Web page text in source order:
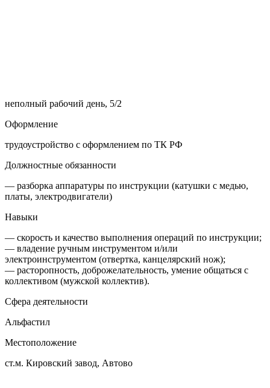
неполный рабочий день, 5/2
Оформление
трудоустройство с оформлением по ТК РФ
Должностные обязанности
— разборка аппаратуры по инструкции (катушки с медью,
платы, электродвигатели)
Навыки
— скорость и качество выполнения операций по инструкции;
— владение ручным инструментом и/или
электроинструментом (отвертка, канцелярский нож);
— расторопность, доброжелательность, умение общаться с
коллективом (мужской коллектив).
Сфера деятельности
Альфастил
Местоположение
ст.м. Кировский завод, Автово